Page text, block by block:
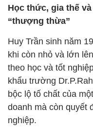
Học thức, gia thế
“thượng thừa”
Huy Trần sinh năm
khi còn nhỏ và lớn
theo học và tốt
khẩu trường
bộc lộ tố chất của
doanh mà còn quyết
nghiệp.